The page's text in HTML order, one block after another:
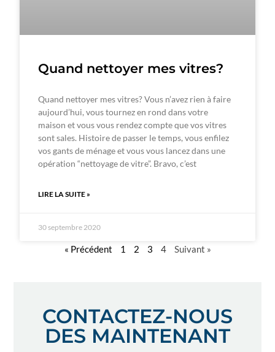
Quand nettoyer mes vitres?
Quand nettoyer mes vitres? Vous n’avez rien à faire
aujourd’hui, vous tournez en rond dans votre
maison et vous vous rendez compte que vos vitres
sont sales. Histoire de passer le temps, vous enfilez
vos gants de ménage et vous vous lancez dans une
opération “nettoyage de vitre”. Bravo, c’est
LIRE LA SUITE »
30 septembre 2020
« Précédent 1 2 3 4 Suivant »
CONTACTEZ-NOUS
DES MAINTENANT